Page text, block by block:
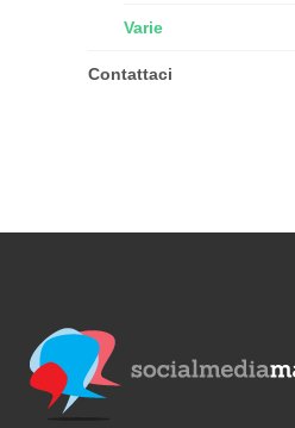
Varie
Contattaci